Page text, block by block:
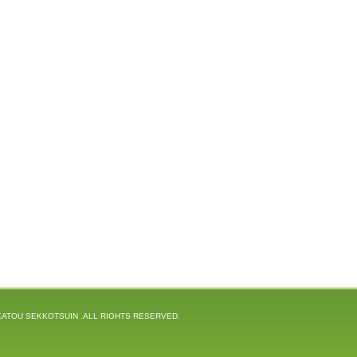
SEKKOTSUIN .ALL RIGHTS RESERVED.